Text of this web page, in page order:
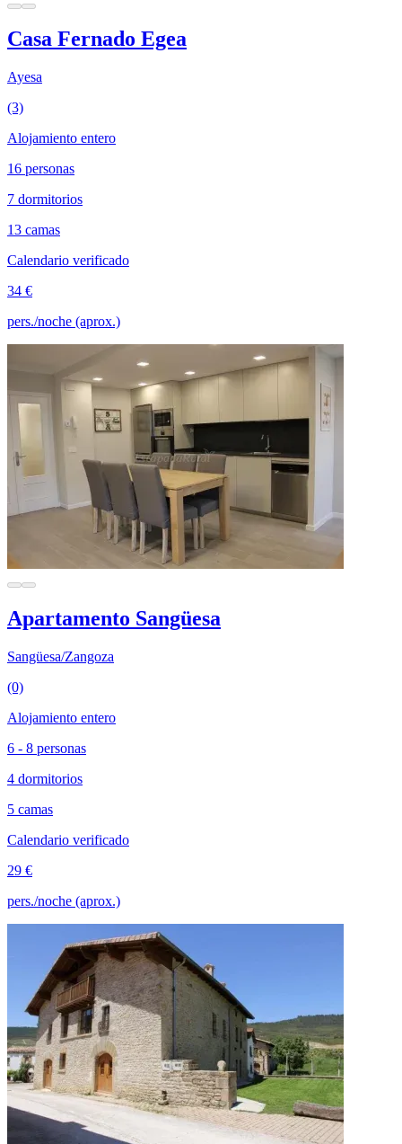
Casa Fernado Egea
Ayesa
(3)
Alojamiento entero
16 personas
7 dormitorios
13 camas
Calendario verificado
34 €
pers./noche (aprox.)
Apartamento Sangüesa
Sangüesa/Zangoza
(0)
Alojamiento entero
6 - 8 personas
4 dormitorios
5 camas
Calendario verificado
29 €
pers./noche (aprox.)